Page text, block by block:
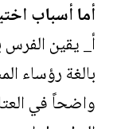
أما أسباب
أ_ يقين
بالغة رؤساء
واضحاً في